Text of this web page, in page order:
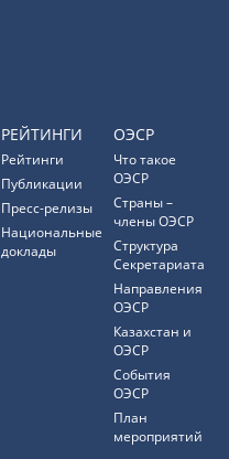
РЕЙТИНГИ
Рейтинги
Публикации
Пресс-релизы
Национальные
доклады
ОЭСР
Что такое
ОЭСР
Страны –
члены ОЭСР
Структура
Секретариата
Направления
ОЭСР
Казахстан и
ОЭСР
События
ОЭСР
План
мероприятий